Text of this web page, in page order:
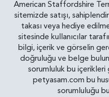
American Staffordshire
sitemizde satışı,
takası veya hediye
sitesinde kullanıcılar
bilgi, içerik ve görselin
doğruluğu ve belge
sorumluluk bu içerikleri
petyasam.com bu
sorumluluğu